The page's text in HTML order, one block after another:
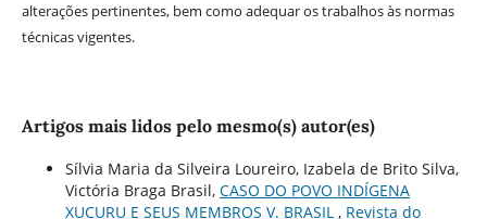
alterações pertinentes, bem como adequar os trabalhos às normas
técnicas vigentes.
Artigos mais lidos pelo mesmo(s) autor(es)
Sílvia Maria da Silveira Loureiro, Izabela de Brito Silva,
Victória Braga Brasil, CASO DO POVO INDÍGENA
XUCURU E SEUS MEMBROS V. BRASIL , Revista do